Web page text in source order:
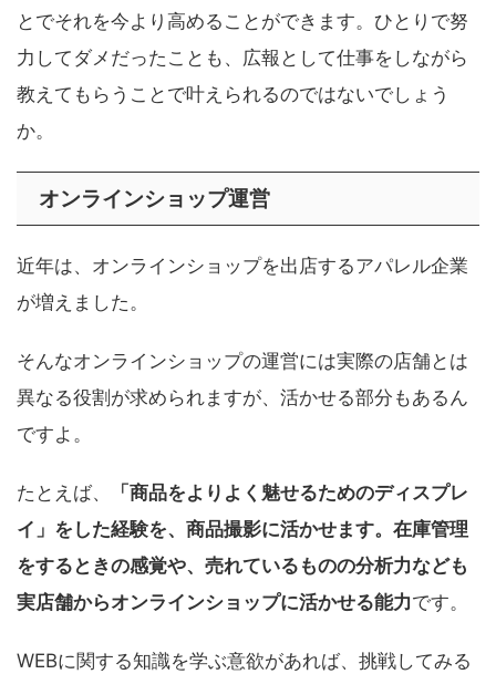
とでそれを今より高めることができます。ひとりで努
力してダメだったことも、広報として仕事をしながら
教えてもらうことで叶えられるのではないでしょう
か。
オンラインショップ運営
近年は、オンラインショップを出店するアパレル企業
が増えました。
そんなオンラインショップの運営には実際の店舗とは
異なる役割が求められますが、活かせる部分もあるん
ですよ。
たとえば、
「商品をよりよく魅せるためのディスプレ
イ」をした経験を、商品撮影に活かせます。在庫管理
をするときの感覚や、売れているものの分析力なども
実店舗からオンラインショップに活かせる能力です。
WEBに関する知識を学ぶ意欲があれば、挑戦してみる